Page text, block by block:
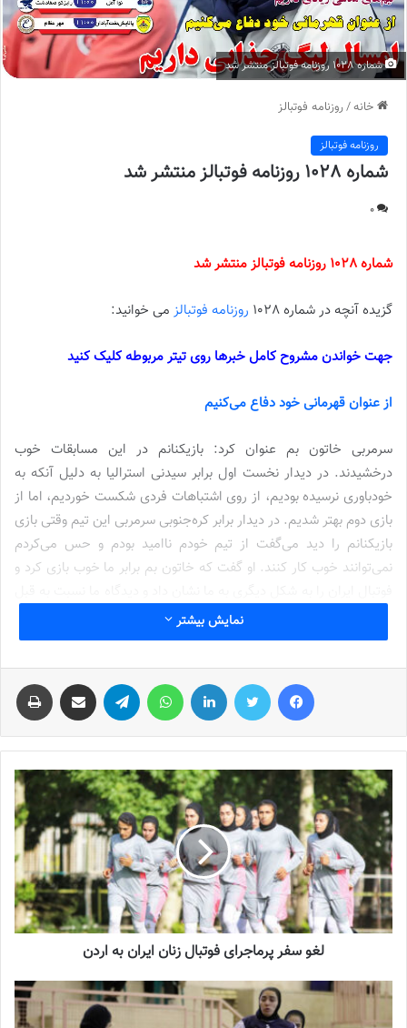
شماره 1028 روزنامه فوتبالز منتشر شد
خانه/روزنامه فوتبالز
روزنامه فوتبالز
شماره 1028 روزنامه فوتبالز منتشر شد
0
شماره 1028 روزنامه فوتبالز منتشر شد
گزیده آنچه در شماره 1028 روزنامه فوتبالز می خوانید:
جهت خواندن مشروح کامل خبرها روی تیتر مربوطه کلیک کنید
از عنوان قهرمانی خود دفاع می‌کنیم
سرمربی خاتون بم عنوان کرد: بازیکنانم در این مسابقات خوب
درخشیدند. در دیدار نخست اول برابر سیدنی استرالیا به دلیل آنکه به
خودباوری نرسیده بودیم، از روی اشتباهات فردی شکست خوردیم، اما از
بازی دوم بهتر شدیم. در دیدار برابر کره‌جنوبی سرمربی این تیم وقتی بازی
بازیکنانم را دید می‌گفت از تیم خودم ناامید بودم و حس می‌کردم
نمی‌توانند خوب کار کنند. او گفت که خاتون بم برابر ما خوب بازی کرد و
نوشته های مشابه
شماره 772 روزنامه فوتبالز منتشر شد
2022-12-16
شماره 1054 روزنامه فوتبالز منتشر شد
2023-12-25
شماره 900 روزنامه فوتبالز منتشر شد
2023-06-14
شماره 918 روزنامه فوتبالز منتشر شد
2023-07-07
نمایش بیشتر
لغو سفر پرماجرای فوتبال زنان ایران به اردن